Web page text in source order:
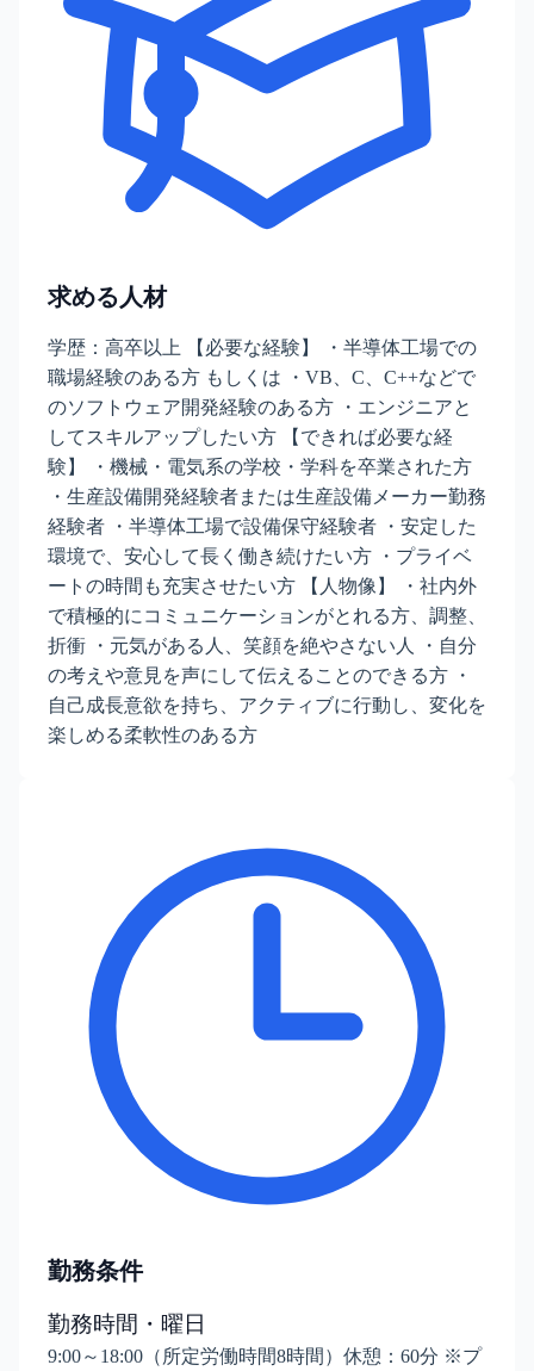
求める人材
学歴：高卒以上 【必要な経験】 ・半導体工場での
職場経験のある方 もしくは ・VB、C、C++などで
のソフトウェア開発経験のある方 ・エンジニアと
してスキルアップしたい方 【できれば必要な経
験】 ・機械・電気系の学校・学科を卒業された方
・生産設備開発経験者または生産設備メーカー勤務
経験者 ・半導体工場で設備保守経験者 ・安定した
環境で、安心して長く働き続けたい方 ・プライベ
ートの時間も充実させたい方 【人物像】 ・社内外
で積極的にコミュニケーションがとれる方、調整、
折衝 ・元気がある人、笑顔を絶やさない人 ・自分
の考えや意見を声にして伝えることのできる方 ・
自己成長意欲を持ち、アクティブに行動し、変化を
楽しめる柔軟性のある方
勤務条件
勤務時間・曜日
9:00～18:00（所定労働時間8時間）休憩：60分 ※プ